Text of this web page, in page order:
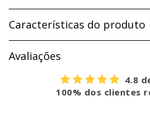
Características do produto
Avaliações
4.8
100% dos clientes